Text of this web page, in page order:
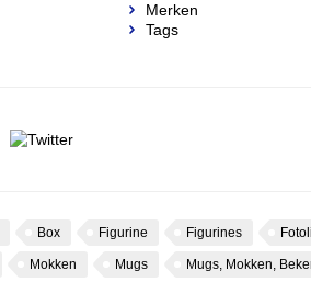
Merken
Tags
Box Figurine Figurines
Mokken Mugs Mugs, Mokken,